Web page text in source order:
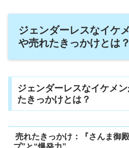
ジェンダーレスなイケ
や売れたきっかけとは？
ジェンダーレスなイケメ
たきっかけとは？
売れたきっかけ：『さんま御